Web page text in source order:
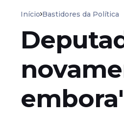
Início Bastidores da Política